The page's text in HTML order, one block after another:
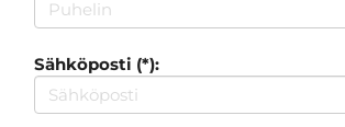
Sähköposti (*):